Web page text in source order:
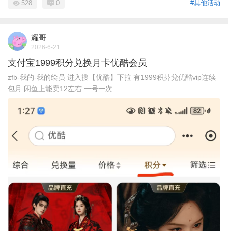
#其他活动
528 0
耀哥
2026-6-21
支付宝1999积分兑换月卡优酷会员
zfb-我的-我的绘员 进入搜【优酷】下拉 有1999积芬兌优酷vip连续
包月 闲鱼上能卖12左右 一号一次 ...